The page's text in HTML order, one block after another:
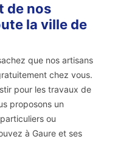
de nos
la ville de
que nos artisans
chez vous.
pour les travaux de
proposons un
ou
à Gaure et ses